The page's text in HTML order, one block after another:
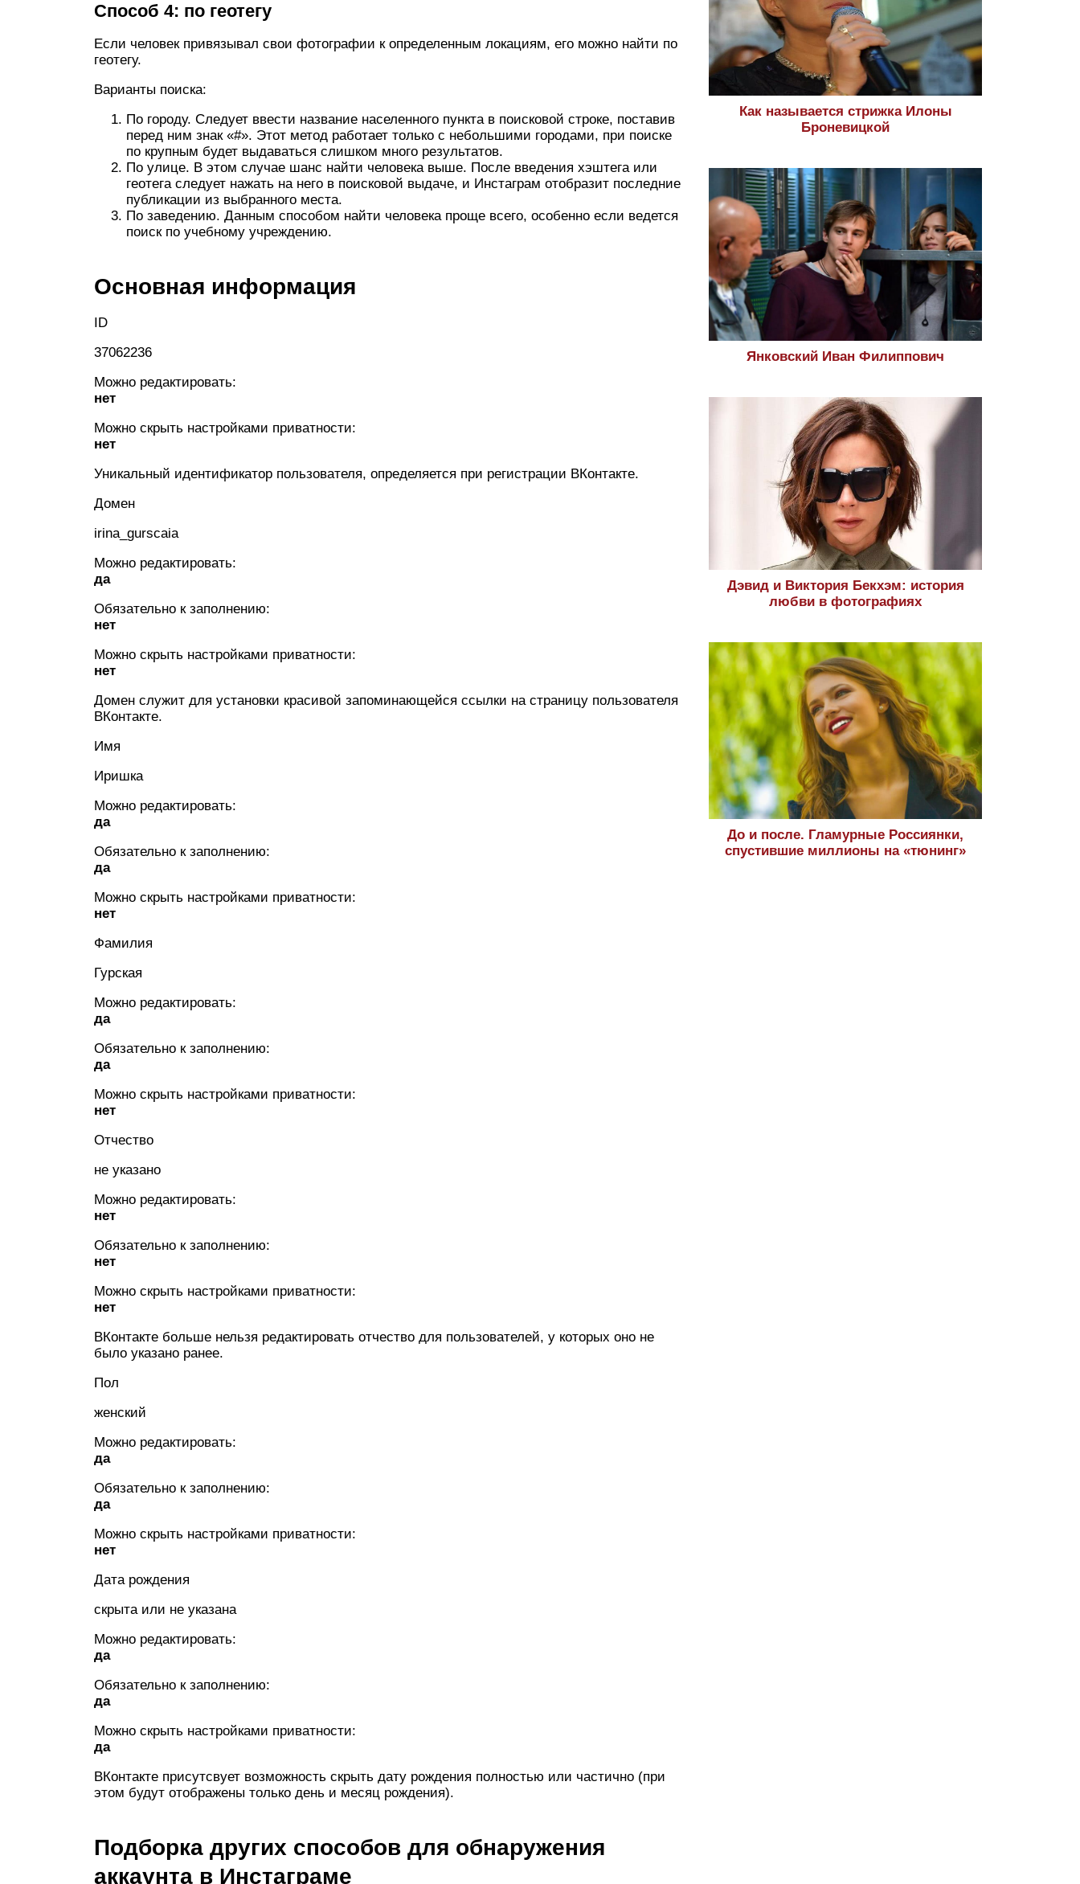
Способ 4: по геотегу
Если человек привязывал свои фотографии к определенным локациям, его можно найти по
геотегу.
Варианты поиска:
По городу. Следует ввести название населенного пункта в поисковой строке, поставив
перед ним знак «#». Этот метод работает только с небольшими городами, при поиске
по крупным будет выдаваться слишком много результатов.
По улице. В этом случае шанс найти человека выше. После введения хэштега или
геотега следует нажать на него в поисковой выдаче, и Инстаграм отобразит последние
публикации из выбранного места.
По заведению. Данным способом найти человека проще всего, особенно если ведется
поиск по учебному учреждению.
Основная информация
ID
37062236
Можно редактировать:
нет
Можно скрыть настройками приватности:
нет
Уникальный идентификатор пользователя, определяется при регистрации ВКонтакте.
Домен
irina_gurscaia
Можно редактировать:
да
Обязательно к заполнению:
нет
Можно скрыть настройками приватности:
нет
Домен служит для установки красивой запоминающейся ссылки на страницу пользователя
ВКонтакте.
Имя
Иришка
Можно редактировать:
да
Обязательно к заполнению:
да
Можно скрыть настройками приватности:
нет
Фамилия
Гурская
Можно редактировать:
да
Обязательно к заполнению:
да
Можно скрыть настройками приватности:
нет
Отчество
не указано
Можно редактировать:
нет
Обязательно к заполнению:
нет
Можно скрыть настройками приватности:
нет
ВКонтакте больше нельзя редактировать отчество для пользователей, у которых оно не
было указано ранее.
Пол
женский
Можно редактировать:
да
Обязательно к заполнению:
да
Можно скрыть настройками приватности:
нет
Дата рождения
скрыта или не указана
Можно редактировать:
да
Обязательно к заполнению:
да
Можно скрыть настройками приватности:
да
ВКонтакте присутсвует возможность скрыть дату рождения полностью или частично (при
этом будут отображены только день и месяц рождения).
Подборка других способов для обнаружения
аккаунта в Инстаграме
Как называется стрижка Илоны
Броневицкой
Янковский Иван Филиппович
Дэвид и Виктория Бекхэм: история
любви в фотографиях
До и после. Гламурные Россиянки,
спустившие миллионы на «тюнинг»